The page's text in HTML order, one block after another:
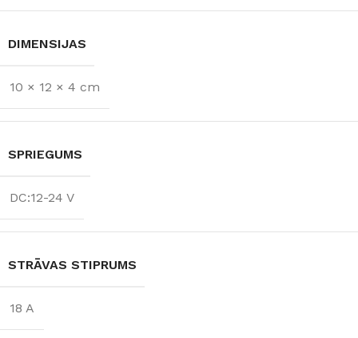
DIMENSIJAS
10 × 12 × 4 cm
SPRIEGUMS
DC:12-24 V
STRĀVAS STIPRUMS
18 A